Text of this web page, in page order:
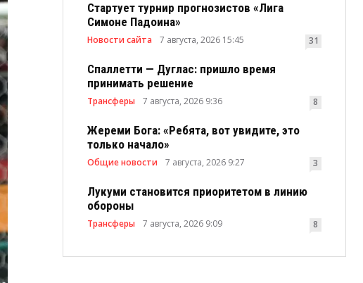
Стартует турнир прогнозистов «Лига
Симоне Падоина»
Новости сайта 7 августа, 2026 15:45 31
Спаллетти — Дуглас: пришло время
принимать решение
Трансферы 7 августа, 2026 9:36 8
Жереми Бога: «Ребята, вот увидите, это
только начало»
Общие новости 7 августа, 2026 9:27 3
Лукуми становится приоритетом в линию
обороны
Трансферы 7 августа, 2026 9:09 8